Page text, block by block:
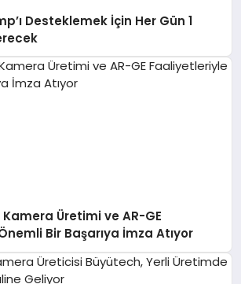
Desteklemek İçin Her Gün 1
Üretimi ve AR-GE
Bir Başarıya İmza Atıyor